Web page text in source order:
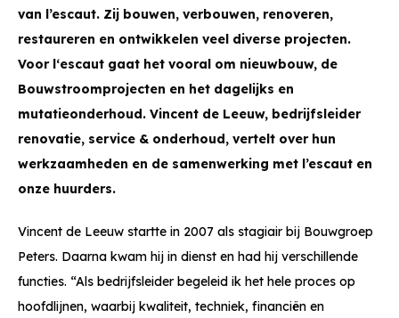
van l’escaut. Zij bouwen, verbouwen, renoveren,
restaureren en ontwikkelen veel diverse projecten.
Voor l‘escaut gaat het vooral om nieuwbouw, de
Bouwstroomprojecten en het dagelijks en
mutatieonderhoud. Vincent de Leeuw, bedrijfsleider
renovatie, service & onderhoud, vertelt over hun
werkzaamheden en de samenwerking met l’escaut en
onze huurders.
Vincent de Leeuw startte in 2007 als stagiair bij Bouwgroep
Peters. Daarna kwam hij in dienst en had hij verschillende
functies. “Als bedrijfsleider begeleid ik het hele proces op
hoofdlijnen, waarbij kwaliteit, techniek, financiën en